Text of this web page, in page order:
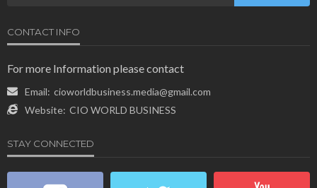
CONTACT INFO
For more Information please contact
Email: cioworldbusiness.media@gmail.com
Website: CIO WORLD BUSINESS
STAY CONNECTED